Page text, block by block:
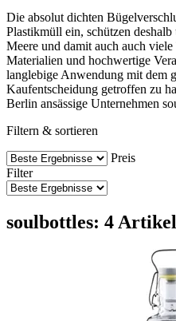
Die absolut dichten
Plastikmüll ein, schützen
Meere und damit auch auch
Materialien und hochwertige
langlebige Anwendung mit dem
Kaufentscheidung getroffen zu
Berlin ansässige Unternehmen
Filtern & sortieren
Preis
Filter
soulbottles: 4 Artikel